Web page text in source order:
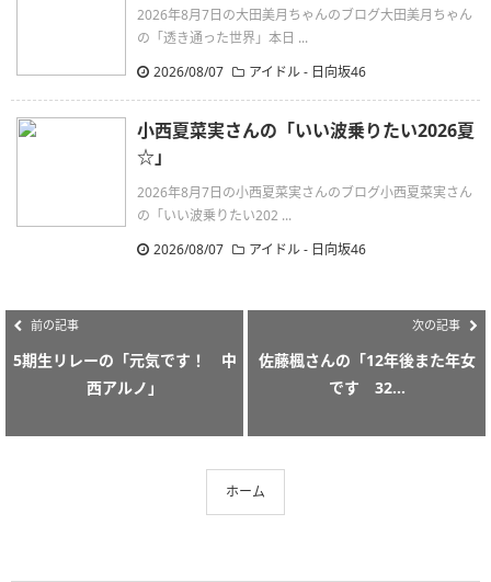
2026年8月7日の大田美月ちゃんのブログ大田美月ちゃん
の「透き通った世界」本日 ...
2026/08/07
アイドル - 日向坂46
小西夏菜実さんの「いい波乗りたい2026夏‪
☆」
2026年8月7日の小西夏菜実さんのブログ小西夏菜実さん
の「いい波乗りたい202 ...
2026/08/07
アイドル - 日向坂46
前の記事
5期生リレーの「元気です！ 中
西アルノ」
次の記事
佐藤楓さんの「12年後また年女
です 32...
ホーム